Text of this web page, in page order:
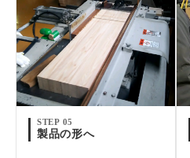
STEP 05
製品の形へ